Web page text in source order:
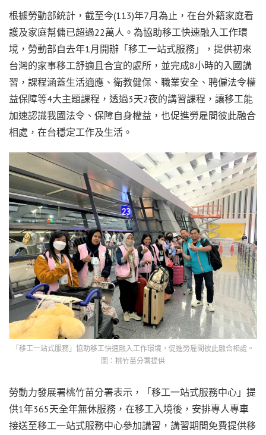
根據勞動部統計，截至今(113)年7月為止，在台外籍家庭看
護及家庭幫傭已超過22萬人。為協助移工快速融入工作環
境，勞動部自去年1月開辦「移工一站式服務」，提供初來
台灣的家事移工舒適且合宜的處所，並完成8小時的入國講
習，課程涵蓋生活適應、衛教健保、職業安全、聘僱法令權
益保障等4大主題課程，透過3天2夜的講習課程，讓移工能
加速認識我國法令、保障自身權益，也促進勞雇間彼此融合
相處，在台穩定工作及生活。
「移工一站式服務」協助移工快速融入工作環境，促進勞雇間彼此融合相處。
圖：桃竹苗分署提供
勞動力發展署桃竹苗分署表示，「移工一站式服務中心」提
供1年365天全年無休服務，在移工入境後，安排專人專車
接送至移工一站式服務中心參加講習，講習期間免費提供移